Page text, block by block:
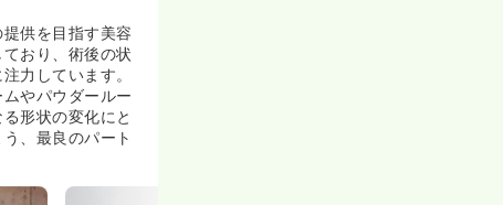
供を目指す美容
おり、術後の状
力しています。
やパウダールー
形状の変化にと
、最良のパート